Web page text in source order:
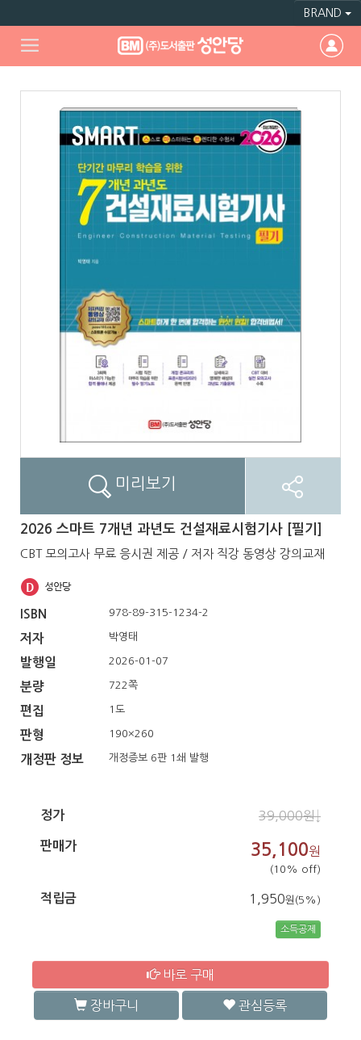
BRAND
미리보기
2026 스마트 7개년 과년도 건설재료시험기사 [필기]
CBT 모의고사 무료 응시권 제공 / 저자 직강 동영상 강의교재
ISBN 978-89-315-1234-2
저자 박영태
발행일 2026-01-07
분량 722쪽
편집 1도
판형 190×260
개정판 정보 개정증보 6판 1쇄 발행
정가 39,000원↓
판매가 35,100원
(10% off)
적립금 1,950원(5%)
소득공제
바로 구매
장바구니 관심등록